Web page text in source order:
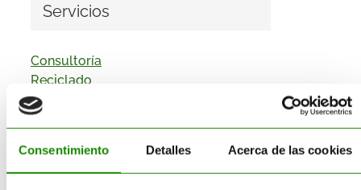
Consentimiento Detalles Acerca de las cookies
Servicios
Consultoría
Reciclado
Gestión Residuos
Transporte
Sectores